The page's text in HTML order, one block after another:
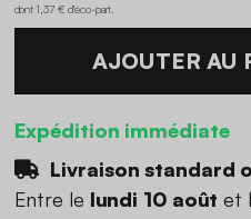
dont 1,37 € d'éco-part
AJOUTER AU
Expédition immédiate
Livraison standard
Entre le lundi 10 août et